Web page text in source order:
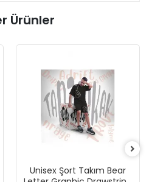
Ürünler
Unisex Şort Takım Bear